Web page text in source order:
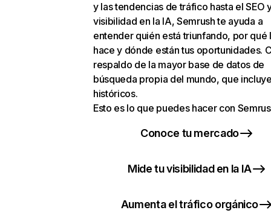
y las tendencias de tráfico hasta el SEO
visibilidad en la IA, Semrush te ayuda a
entender quién está triunfando, por qué
hace y dónde están tus oportunidades.
respaldo de la mayor base de datos de
búsqueda propia del mundo, que
históricos.
Esto es lo que puedes hacer con
Conoce tu mercado
Mide tu visibilidad en la IA
Aumenta el tráfico orgánico